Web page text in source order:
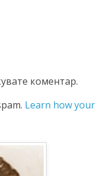
коментар.
Learn how your